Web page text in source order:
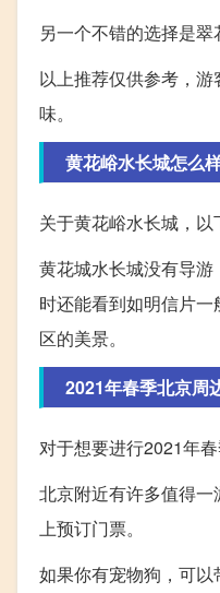
另一个不错的选择是
以上推荐仅供参考，
味。
黄花峪水长城怎么
关于黄花峪水长城，以
黄花城水长城没有导
时还能看到如明信片
区的美景。
2021年春季北京周
对于想要进行2021年
北京附近有许多值得
上预订门票。
如果你有宠物狗，可以